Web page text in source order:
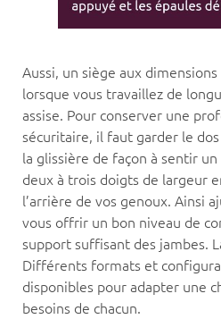
Aussi, un siège aux
lorsque vous travaillez de
assise. Pour conserver une
sécuritaire, il faut garder le
la glissière de façon à sentir
deux à trois doigts de largeur
l’arrière de vos genoux. Ainsi
vous offrir un bon niveau de
support suffisant des jambes.
Différents formats et
disponibles pour adapter une
besoins de chacun.